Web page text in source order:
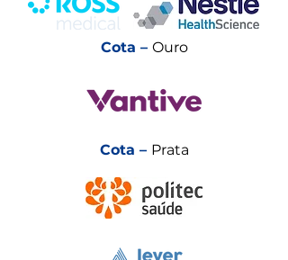
Cota – Ouro
Cota – Prata